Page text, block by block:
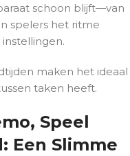
schoon blijft—van
spelers het ritme
maken het ideaal
taken heeft.
Speel
Een Slimme